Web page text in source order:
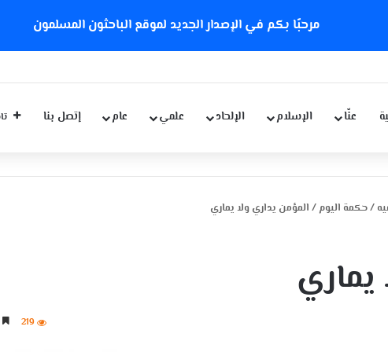
مرحبًا بكم في الإصدار الجديد لموقع الباحثون المسلمون
عنّا الإسلام الإلحاد علمي عام إتصل بنا
/حكمة اليوم/ المؤمن يداري ولا يماري
يماري
219 3 دقائق